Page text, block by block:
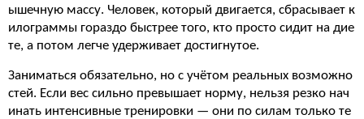
ышечную массу. Человек, который двигается, сбрасывает к
илограммы гораздо быстрее того, кто просто сидит на дие
те, а потом легче удерживает достигнутое.
Заниматься обязательно, но с учётом реальных возможно
стей. Если вес сильно превышает норму, нельзя резко нач
инать интенсивные тренировки — они по силам только те